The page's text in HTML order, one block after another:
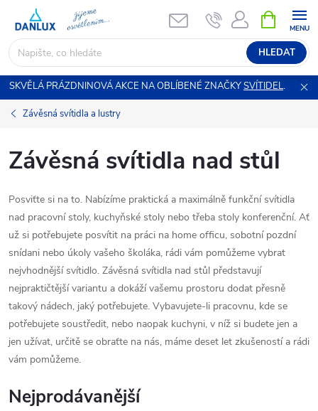
obsah
HLEDAT
NÁKUPNÍ
KOŠÍK
SKVĚLÁ PRÁZDNINOVÁ AKCE NA OBLÍBENÉ ZNAČKYSVÍTIDEL.
Závěsná svítidla a lustry
Závěsná svítidla nad stůl
Posviťte si na to. Nabízíme praktická a maximálně funkční svítidla
nad pracovní stoly, kuchyňské stoly nebo třeba stoly konferenční. Ať
už si potřebujete posvítit na práci na home officu, sobotní pozdní
snídani nebo úkoly vašeho školáka, rádi vám pomůžeme vybrat
nejvhodnější svítidlo. Závěsná svítidla nad stůl představují
nejpraktičtější variantu a dokáží vašemu prostoru dodat přesně
takový nádech, jaký potřebujete. Vybavujete-li pracovnu, kde se
potřebujete soustředit, nebo naopak kuchyni, v níž si budete jen a
jen užívat, určitě se obraťte na nás, máme deset let zkušeností a rádi
vám pomůžeme.
Nejprodávanější